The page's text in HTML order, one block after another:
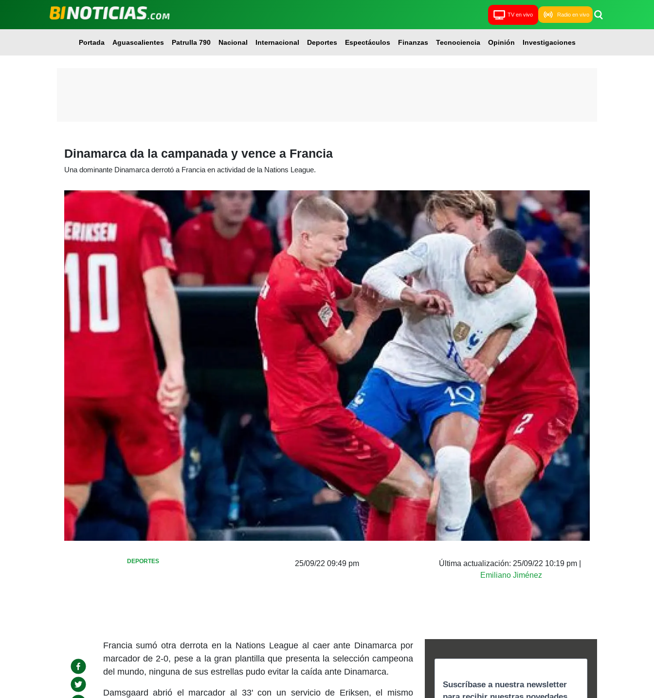
TV en vivo Radio en vivo
Portada Aguascalientes Patrulla 790 Nacional Internacional Deportes Espectáculos Finanzas Tecnociencia Opinión Investigaciones
Dinamarca da la campanada y vence a Francia
Una dominante Dinamarca derrotó a Francia en actividad de la Nations League.
DEPORTES 25/09/22 09:49 pm Última actualización: 25/09/22 10:19 pm
Emiliano Jiménez
Francia sumó otra derrota en la Nations League al caer ante Dinamarca por
marcador de 2-0, pese a la gran plantilla que presenta la selección campeona
del mundo, ninguna de sus estrellas pudo evitar la caída ante Dinamarca.
Damsgaard abrió el marcador al 33' con un servicio de Eriksen, el mismo